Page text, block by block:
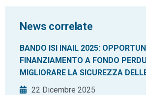
News correlate
BANDO ISI INAIL 2025:
FINANZIAMENTO A FONDO
MIGLIORARE LA SICUREZZA
22 Dicembre 2025